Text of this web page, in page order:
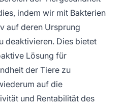
indem wir mit Bakterien
auf deren Ursprung
deaktivieren. Dies bietet
Lösung für
der Tiere zu
auf die
und Rentabilität des